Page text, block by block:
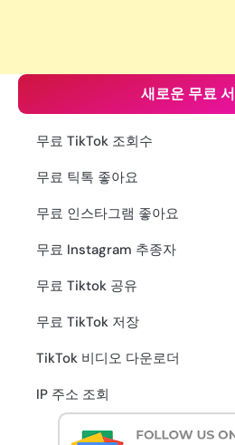
새로운 무료
무료 TikTok 조회수
무료 틱톡 좋아요
무료 인스타그램 좋아요
무료 Instagram 추종자
무료 Tiktok 공유
무료 TikTok 저장
TikTok 비디오 다운로더
IP 주소 조회